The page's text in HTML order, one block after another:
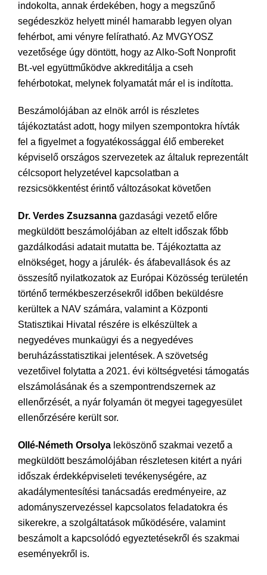
indokolta, annak érdekében, hogy a megszűnő
segédeszköz helyett minél hamarabb legyen olyan
fehérbot, ami vényre felíratható. Az MVGYOSZ
vezetősége úgy döntött, hogy az Alko-Soft Nonprofit
Bt.-vel együttműködve akkreditálja a cseh
fehérbotokat, melynek folyamatát már el is indította.
Beszámolójában az elnök arról is részletes
tájékoztatást adott, hogy milyen szempontokra hívták
fel a figyelmet a fogyatékossággal élő embereket
képviselő országos szervezetek az általuk reprezentált
célcsoport helyzetével kapcsolatban a
rezsicsökkentést érintő változásokat követően
Dr. Verdes Zsuzsanna gazdasági vezető előre
megküldött beszámolójában az eltelt időszak főbb
gazdálkodási adatait mutatta be. Tájékoztatta az
elnökséget, hogy a járulék- és áfabevallások és az
összesítő nyilatkozatok az Európai Közösség területén
történő termékbeszerzésekről időben beküldésre
kerültek a NAV számára, valamint a Központi
Statisztikai Hivatal részére is elkészültek a
negyedéves munkaügyi és a negyedéves
beruházásstatisztikai jelentések. A szövetség
vezetőivel folytatta a 2021. évi költségvetési támogatás
elszámolásának és a szempontrendszernek az
ellenőrzését, a nyár folyamán öt megyei tagegyesület
ellenőrzésére került sor.
Ollé-Németh Orsolya leköszönő szakmai vezető a
megküldött beszámolójában részletesen kitért a nyári
időszak érdekképviseleti tevékenységére, az
akadálymentesítési tanácsadás eredményeire, az
adományszervezéssel kapcsolatos feladatokra és
sikerekre, a szolgáltatások működésére, valamint
beszámolt a kapcsolódó egyeztetésekről és szakmai
eseményekről is.